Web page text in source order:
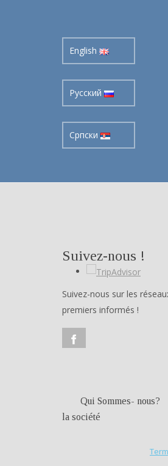
English
Pусский
Cрпски
Suivez-nous !
Suivez-nous sur les
premiers informés !
Qui Sommes- nous?
la société